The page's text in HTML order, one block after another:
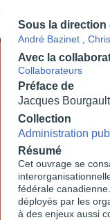
Sous la direction
André Bazinet
Avec la
Collaborateurs
Préface de
Jacques Bourgault
Collection
Administration
Résumé
Cet ouvrage se
fédérale
déployés par les
à des enjeux aussi